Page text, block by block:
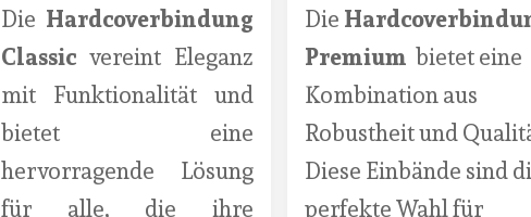
Die Hardcoverbindung
Classicvereint Eleganz
mit Funktionalität und
bietet eine
hervorragende Lösung
für alle, die ihre
Die
Premium bietet eine
Kombination aus
Robustheit und
Diese Einbände sind
perfekte Wahl für